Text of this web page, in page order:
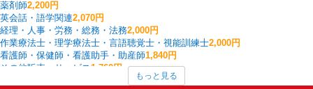
薬剤師2,200円
英会話・語学関連2,070円
経理・人事・労務・総務・法務2,000円
作業療法士・理学療法士・言語聴覚士・視能訓練士2,000円
看護師・保健師・看護助手・助産師1,840円
その他販売・サービス 1,760円
1,750円もっと見る